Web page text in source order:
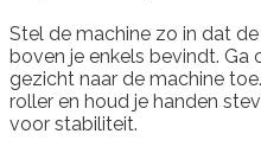
Stel de machine zo in dat
boven je enkels bevindt. Ga
gezicht naar de machine
roller en houd je handen
voor stabiliteit.